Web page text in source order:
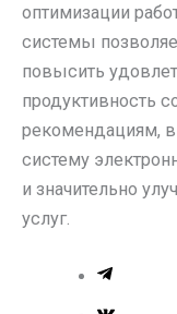
оптимизации
системы
повысить
продуктивность
рекомендациям,
систему
и значительно
услуг.